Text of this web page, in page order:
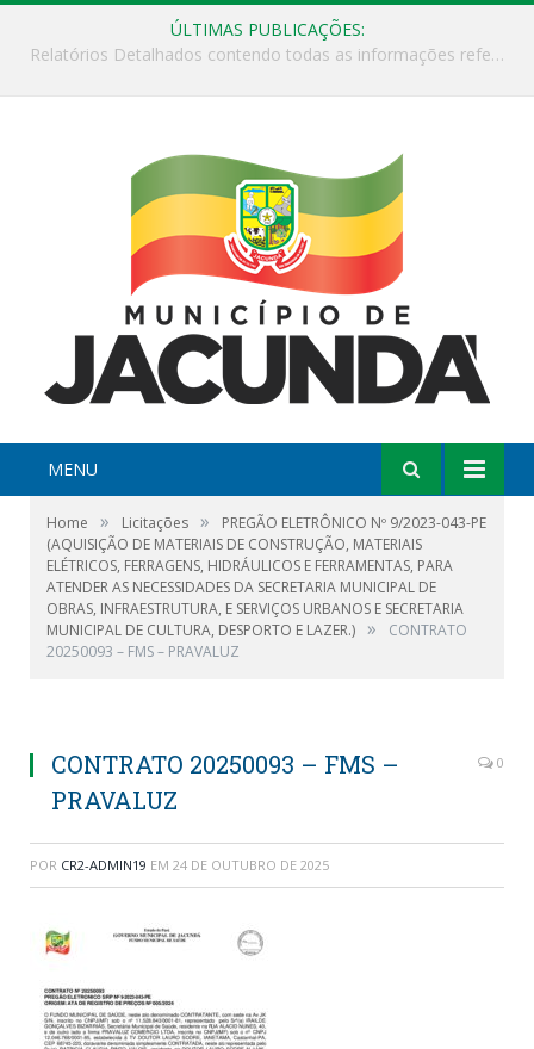
ÚLTIMAS PUBLICAÇÕES:
ESF Alto Paraíso é reinaugurada e passa a funcionar em horário estendido
MENU
Home » Licitações »
PREGÃO ELETRÔNICO Nº 9/2023-043-PE
(AQUISIÇÃO DE MATERIAIS DE CONSTRUÇÃO, MATERIAIS
ELÉTRICOS, FERRAGENS, HIDRÁULICOS E FERRAMENTAS, PARA
ATENDER AS NECESSIDADES DA SECRETARIA MUNICIPAL DE
OBRAS, INFRAESTRUTURA, E SERVIÇOS URBANOS E SECRETARIA
MUNICIPAL DE CULTURA, DESPORTO E LAZER.) »
CONTRATO
20250093 – FMS – PRAVALUZ
CONTRATO 20250093 – FMS –
PRAVALUZ
0
POR CR2-ADMIN19 EM 24 DE OUTUBRO DE 2025